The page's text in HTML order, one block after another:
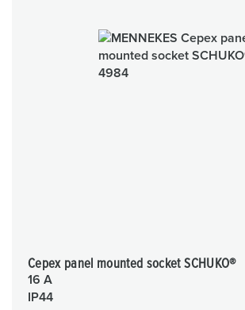
Cepex panel mounted socket SCHUKO®
16 A
IP44